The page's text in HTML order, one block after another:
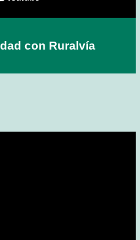
con Ruralvía